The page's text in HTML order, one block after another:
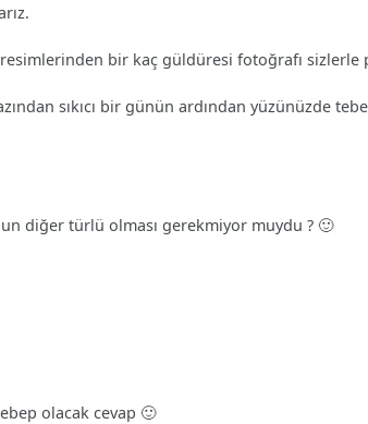
bir kaç güldüresi fotoğrafı sizlerle
sıkıcı bir günün ardından yüzünüzde
diğer türlü olması gerekmiyor muydu ? 🙂
olacak cevap 🙂